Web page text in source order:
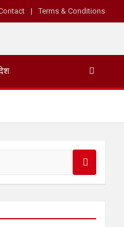
Terms & Conditions